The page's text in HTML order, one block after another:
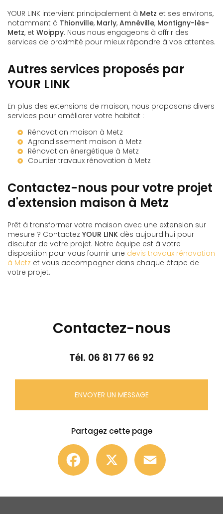
YOUR LINK intervient principalement à Metz et ses environs,
notamment à Thionville, Marly, Amnéville, Montigny-lès-
Metz, et Woippy. Nous nous engageons à offrir des
services de proximité pour mieux répondre à vos attentes.
Autres services proposés par
YOUR LINK
En plus des extensions de maison, nous proposons divers
services pour améliorer votre habitat :
Rénovation maison à Metz
Agrandissement maison à Metz
Rénovation énergétique à Metz
Courtier travaux rénovation à Metz
Contactez-nous pour votre projet
d'extension maison à Metz
Prêt à transformer votre maison avec une extension sur
mesure ? Contactez YOUR LINK dès aujourd'hui pour
discuter de votre projet. Notre équipe est à votre
disposition pour vous fournir une devis travaux rénovation
à Metz et vous accompagner dans chaque étape de
votre projet.
Contactez-nous
Tél. 06 81 77 66 92
ENVOYER UN MESSAGE
Partagez cette page
Facebook